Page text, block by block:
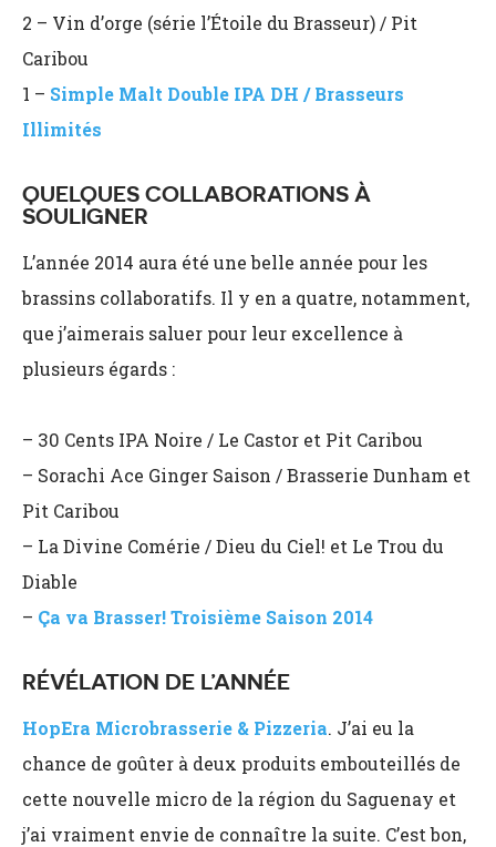
2 – Vin d’orge (série l’Étoile du Brasseur) / Pit
Caribou
1 – Simple Malt Double IPA DH / Brasseurs
Illimités
QUELQUES COLLABORATIONS À
SOULIGNER
L’année 2014 aura été une belle année pour les
brassins collaboratifs. Il y en a quatre, notamment,
que j’aimerais saluer pour leur excellence à
plusieurs égards :
– 30 Cents IPA Noire / Le Castor et Pit Caribou
– Sorachi Ace Ginger Saison / Brasserie Dunham et
Pit Caribou
– La Divine Comérie / Dieu du Ciel! et Le Trou du
Diable
– Ça va Brasser! Troisième Saison 2014
RÉVÉLATION DE L’ANNÉE
HopEra Microbrasserie & Pizzeria. J’ai eu la
chance de goûter à deux produits embouteillés de
cette nouvelle micro de la région du Saguenay et
j’ai vraiment envie de connaître la suite. C’est bon,